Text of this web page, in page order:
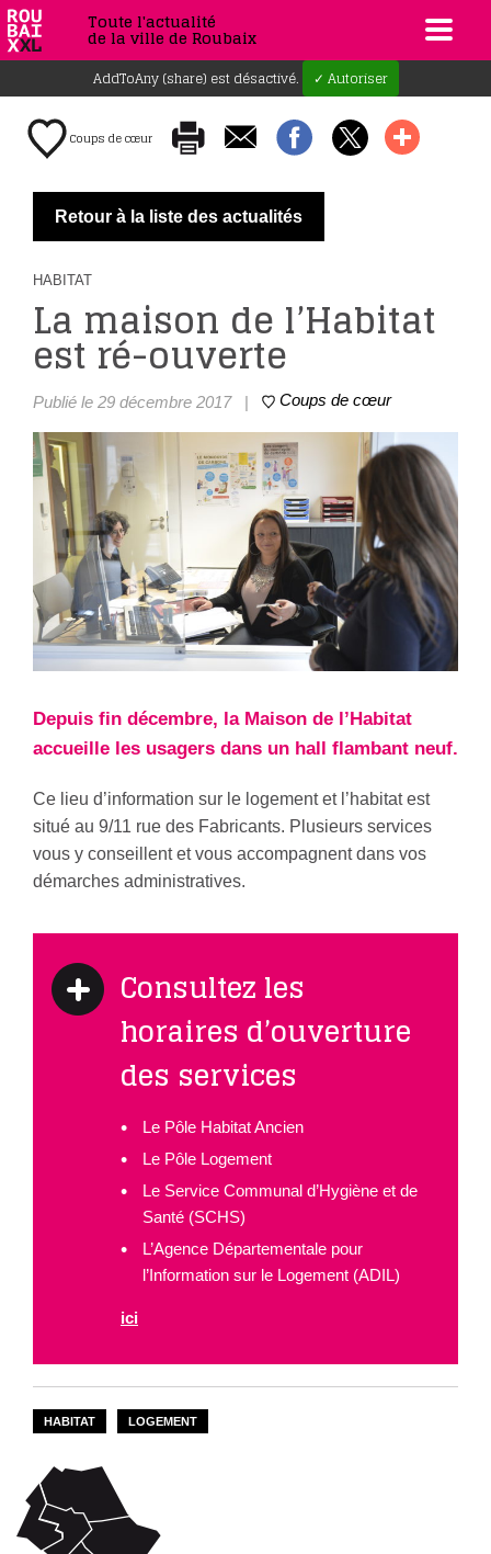
Toute l'actualité
de la ville de Roubaix
AddToAny (share) est désactivé. ✓ Autoriser
Coups de cœur
Retour à la liste des actualités
HABITAT
La maison de l’Habitat
est ré-ouverte
Publié le 29 décembre 2017 | Coups de cœur
Depuis fin décembre, la Maison de l’Habitat
accueille les usagers dans un hall flambant neuf.
Ce lieu d’information sur le logement et l’habitat est
situé au 9/11 rue des Fabricants. Plusieurs services
vous y conseillent et vous accompagnent dans vos
démarches administratives.
Consultez les
horaires d’ouverture
des services
Le Pôle Habitat Ancien
Le Pôle Logement
Le Service Communal d’Hygiène et de
Santé (SCHS)
L’Agence Départementale pour
l’Information sur le Logement (ADIL)
ici
HABITAT LOGEMENT